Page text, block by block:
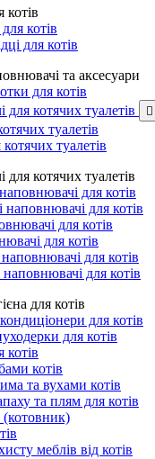
котів
котів
для котів
та аксесуари
для котів
котячих туалетів

туалетів
туалетів
котячих туалетів
для котів
наповнювачі для котів
для котів
для котів
для котів
для котів
для котів
для котів
для котів
котів
котів
та вухами котів
та плям для котів
(котовник)
меблів від котів